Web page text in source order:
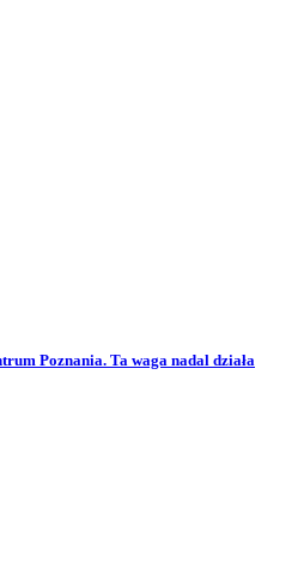
Poznania. Ta waga nadal działa